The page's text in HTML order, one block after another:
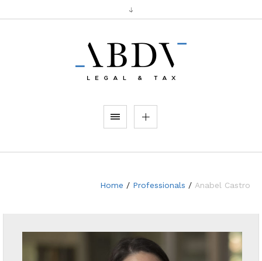
Home / Professionals / Anabel Castro